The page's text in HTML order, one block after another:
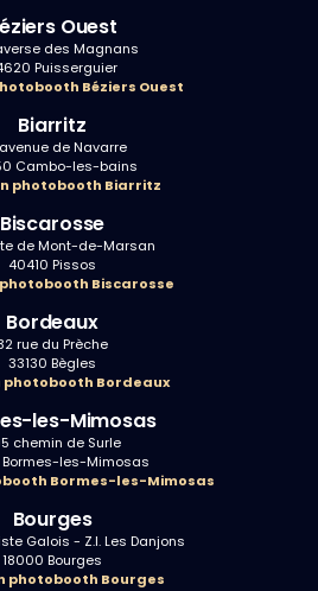
Ouest
des Magnans
Puisserguier
Béziers Ouest
Biarritz
de Navarre
Cambo-les-bains
photobooth Biarritz
Biscarosse
de Mont-de-Marsan
40410 Pissos
Biscarosse
Bordeaux
rue du Prèche
33130 Bègles
photobooth Bordeaux
les-Mimosas
chemin de Surle
Bormes-les-Mimosas
Bormes-les-Mimosas
Bourges
Galois - Z.I. Les Danjons
18000 Bourges
photobooth Bourges